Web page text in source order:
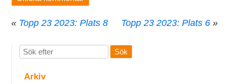
« Topp 23 2023: Plats 8 Topp 23 2023: Plats 6 »
Arkiv